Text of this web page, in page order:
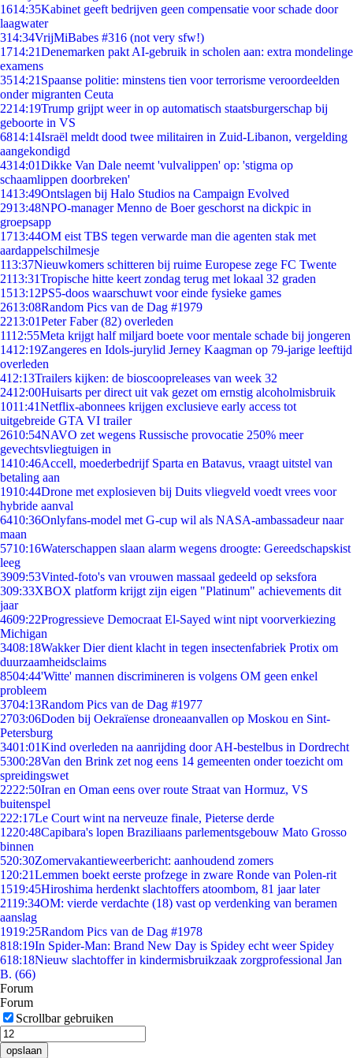
1614:35Kabinet geeft bedrijven geen compensatie voor schade door
laagwater
314:34VrijMiBabes #316 (not very sfw!)
1714:21Denemarken pakt AI-gebruik in scholen aan: extra mondelinge
examens
3514:21 Spaanse politie: minstens tien voor terrorisme veroordeelden
onder migranten Ceuta
2214:19Trump grijpt weer in op automatisch staatsburgerschap bij
geboorte in VS
6814:14Israël meldt dood twee militairen in Zuid-Libanon, vergelding
aangekondigd
4314:01Dikke Van Dale neemt 'vulvalippen' op: 'stigma op
schaamlippen doorbreken'
1413:49Ontslagen bij Halo Studios na Campaign Evolved
2913:48NPO-manager Menno de Boer geschorst na dickpic in
groepsapp
1713:44OM eist TBS tegen verwarde man die agenten stak met
aardappelschilmesje
113:37Nieuwkomers schitteren bij ruime Europese zege FC Twente
2113:31Tropische hitte keert zondag terug met lokaal 32 graden
1513:12PS5-doos waarschuwt voor einde fysieke games
2613:08Random Pics van de Dag #1979
2213:01Peter Faber (82) overleden
1112:55Meta krijgt half miljard boete voor mentale schade bij jongeren
1412:19Zangeres en Idols-jurylid Jerney Kaagman op 79-jarige leeftijd
overleden
412:13Trailers kijken: de bioscoopreleases van week 32
2412:00Huisarts per direct uit vak gezet om ernstig alcoholmisbruik
1011:41Netflix-abonnees krijgen exclusieve early access tot
uitgebreide GTA VI trailer
2610:54NAVO zet wegens Russische provocatie 250% meer
gevechtsvliegtuigen in
1410:46Accell, moederbedrijf Sparta en Batavus, vraagt uitstel van
betaling aan
1910:44Drone met explosieven bij Duits vliegveld voedt vrees voor
hybride aanval
6410:36Onlyfans-model met G-cup wil als NASA-ambassadeur naar
maan
5710:16Waterschappen slaan alarm wegens droogte: Gereedschapskist
leeg
3909:53Vinted-foto's van vrouwen massaal gedeeld op seksfora
309:33XBOX platform krijgt zijn eigen "Platinum" achievements dit
jaar
4609:22Progressieve Democraat El-Sayed wint nipt voorverkiezing
Michigan
3408:18Wakker Dier dient klacht in tegen insectenfabriek Protix om
duurzaamheidsclaims
8504:44'Witte' mannen discrimineren is volgens OM geen enkel
probleem
3704:13Random Pics van de Dag #1977
2703:06Doden bij Oekraïense droneaanvallen op Moskou en Sint-
Petersburg
3401:01Kind overleden na aanrijding door AH-bestelbus in Dordrecht
5300:28Van den Brink zet nog eens 14 gemeenten onder toezicht om
spreidingswet
2222:50Iran en Oman eens over route Straat van Hormuz, VS
buitenspel
222:17Le Court wint na nerveuze finale, Pieterse derde
1220:48Capibara's lopen Braziliaans parlementsgebouw Mato Grosso
binnen
520:30Zomervakantieweerbericht: aanhoudend zomers
1 20:21Lemmen boekt eerste profzege in zware Ronde van Polen-rit
1519:45Hiroshima herdenkt slachtoffers atoombom, 81 jaar later
2119:34OM: vierde verdachte (18) vast op verdenking van beramen
aanslag
1919:25Random Pics van de Dag #1978
818:19In Spider-Man: Brand New Day is Spidey echt weer Spidey
618:18Nieuw slachtoffer in kindermisbruikzaak zorgprofessional Jan
B. (66)
Forum
Forum
Scrollbar gebruiken
opslaan